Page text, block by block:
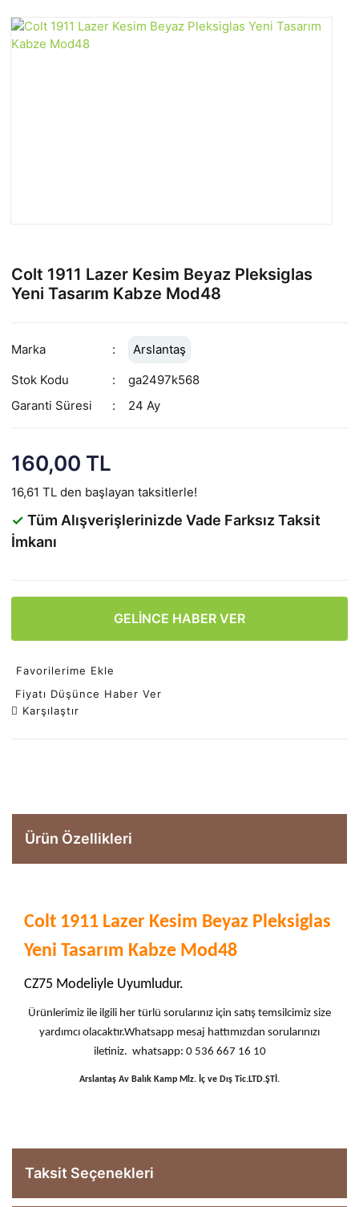
Colt 1911 Lazer Kesim Beyaz Pleksiglas
Yeni Tasarım Kabze Mod48
Marka
Arslantaş
Stok Kodu
ga2497k568
Garanti Süresi
24 Ay
160,00 TL
16,61 TL den başlayan taksitlerle!
✓ Tüm Alışverişlerinizde Vade Farksız Taksit
İmkanı
GELİNCE HABER VER
Favorilerime Ekle
Fiyatı Düşünce Haber Ver
Karşılaştır
Ürün Özellikleri
Colt 1911 Lazer Kesim Beyaz Pleksiglas
Yeni Tasarım Kabze Mod48
CZ75 Modeliyle Uyumludur.
Ürünlerimiz ile ilgili her türlü sorularınız için satış temsilcimiz size
yardımcı olacaktır.Whatsapp mesaj hattımızdan sorularınızı
iletiniz. whatsapp: 0 536 667 16 10
Arslantaş Av Balık Kamp Mlz. İç ve Dış Tic.LTD.ŞTİ.
Taksit Seçenekleri